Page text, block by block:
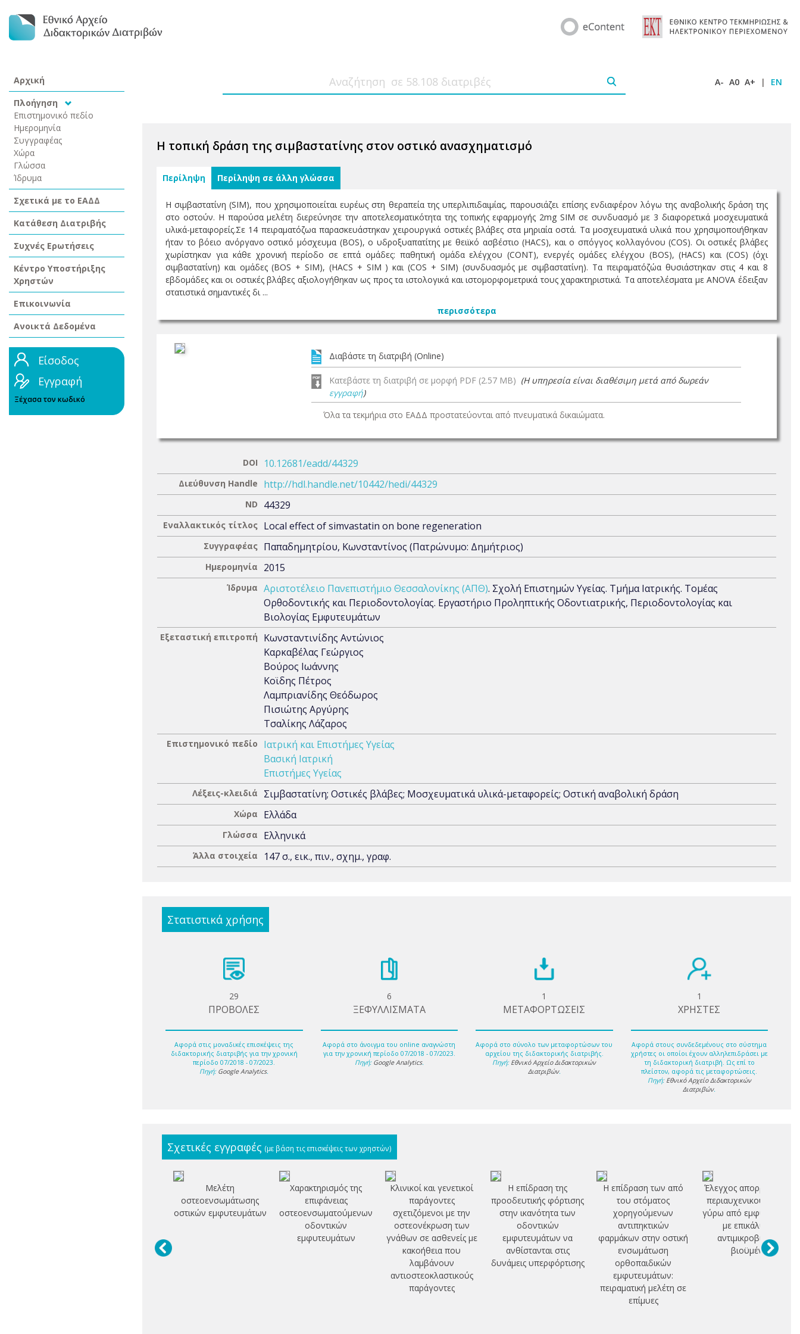
Αρχική
Πλοήγηση
Επιστημονικό πεδίο
Ημερομηνία
Συγγραφέας
Χώρα
Γλώσσα
Ίδρυμα
Σχετικά με το ΕΑΔΔ
Κατάθεση Διατριβής
Συχνές Ερωτήσεις
Κέντρο Υποστήριξης
Χρηστών
Επικοινωνία
Ανοικτά Δεδομένα
Είσοδος
Εγγραφή
Ξέχασα τον κωδικό
A- A0 A+ | EN
Η τοπική δράση της σιμβαστατίνης στον οστικό ανασχηματισμό
Περίληψη Περίληψη σε άλλη γλώσσα
Η σιμβαστατίνη (SIM), που χρησιμοποιείται ευρέως στη θεραπεία της υπερλιπιδαιμίας, παρουσιάζει επίσης ενδιαφέρον λόγω της αναβολικής δράση της
στο οστούν. Η παρούσα μελέτη διερεύνησε την αποτελεσματικότητα της τοπικής εφαρμογής 2mg SIM σε συνδυασμό με 3 διαφορετικά μοσχευματικά
υλικά-μεταφορείς.Σε 14 πειραματόζωα παρασκευάστηκαν χειρουργικά οστικές βλάβες στα μηριαία οστά. Τα μοσχευματικά υλικά που χρησιμοποιήθηκαν
ήταν το βόειο ανόργανο οστικό μόσχευμα (BOS), ο υδροξυαπατίτης με θειϊκό ασβέστιο (HACS), και ο σπόγγος κολλαγόνου (COS). Οι οστικές βλάβες
χωρίστηκαν για κάθε χρονική περίοδο σε επτά ομάδες: παθητική ομάδα ελέγχου (CONT), ενεργές ομάδες ελέγχου (BOS), (HACS) και (COS) (όχι
σιμβαστατίνη) και ομάδες (BOS + SIM), (HACS + SIM ) και (COS + SIM) (συνδυασμός με σιμβαστατίνη). Τα πειραματόζώα θυσιάστηκαν στις 4 και 8
εβδομάδες και οι οστικές βλάβες αξιολογήθηκαν ως προς τα ιστολογικά και ιστομορφομετρικά τους χαρακτηριστικά. Τα αποτελέσματα με ΑΝΟVΑ έδειξαν
στατιστικά σημαντικές δι ...
περισσότερα
Διαβάστε τη διατριβή (Online)
Κατεβάστε τη διατριβή σε μορφή PDF (2.57 MB) (Η υπηρεσία είναι διαθέσιμη μετά από δωρεάν
εγγραφή)
Όλα τα τεκμήρια στο ΕΑΔΔ προστατεύονται από πνευματικά δικαιώματα.
DOI 10.12681/eadd/44329
Διεύθυνση Handle http://hdl.handle.net/10442/hedi/44329
ND 44329
Εναλλακτικός τίτλος Local effect of simvastatin on bone regeneration
Συγγραφέας Παπαδημητρίου, Κωνσταντίνος (Πατρώνυμο: Δημήτριος)
Ημερομηνία 2015
Ίδρυμα Αριστοτέλειο Πανεπιστήμιο Θεσσαλονίκης (ΑΠΘ). Σχολή Επιστημών Υγείας. Τμήμα Ιατρικής. Τομέας
Ορθοδοντικής και Περιοδοντολογίας. Εργαστήριο Προληπτικής Οδοντιατρικής, Περιοδοντολογίας και
Βιολογίας Εμφυτευμάτων
Εξεταστική επιτροπή
Κωνσταντινίδης Αντώνιος
Καρκαβέλας Γεώργιος
Βούρος Ιωάννης
Κοϊδης Πέτρος
Λαμπριανίδης Θεόδωρος
Πισιώτης Αργύρης
Τσαλίκης Λάζαρος
Επιστημονικό πεδίο
Ιατρική και Επιστήμες Υγείας
Βασική Ιατρική
Επιστήμες Υγείας
Λέξεις-κλειδιά Σιμβαστατίνη; Οστικές βλάβες; Μοσχευματικά υλικά-μεταφορείς; Οστική αναβολική δράση
Χώρα Ελλάδα
Γλώσσα Ελληνικά
Άλλα στοιχεία 147 σ., εικ., πιν., σχημ., γραφ.
Στατιστικά χρήσης
29
ΠΡΟΒΟΛΕΣ
Αφορά στις μοναδικές επισκέψεις της
διδακτορικής διατριβής για την χρονική
περίοδο 07/2018 - 07/2023.
Πηγή: Google Analytics.
6
ΞΕΦΥΛΛΙΣΜΑΤΑ
Αφορά στο άνοιγμα του online αναγνώστη
για την χρονική περίοδο 07/2018 - 07/2023.
Πηγή: Google Analytics.
1
ΜΕΤΑΦΟΡΤΩΣΕΙΣ
Αφορά στο σύνολο των μεταφορτώσων του
αρχείου της διδακτορικής διατριβής.
Πηγή: Εθνικό Αρχείο Διδακτορικών
Διατριβών.
1
ΧΡΗΣΤΕΣ
Αφορά στους συνδεδεμένους στο σύστημα
χρήστες οι οποίοι έχουν αλληλεπιδράσει με
τη διδακτορική διατριβή. Ως επί το
πλείστον, αφορά τις μεταφορτώσεις.
Πηγή: Εθνικό Αρχείο Διδακτορικών
Διατριβών.
Σχετικές εγγραφές (με βάση τις επισκέψεις των χρηστών)
Μελέτη
οστεοενσωμάτωσης
οστικών εμφυτευμάτων
Χαρακτηρισμός της
επιφάνειας
οστεοενσωματούμενων
οδοντικών
εμφυτευμάτων
Κλινικοί και γενετικοί
παράγοντες
σχετιζόμενοι με την
οστεονέκρωση των
γνάθων σε ασθενείς με
κακοήθεια που
λαμβάνουν
αντιοστεοκλαστικούς
παράγοντες
Η επίδραση της
προοδευτικής φόρτισης
στην ικανότητα των
οδοντικών
εμφυτευμάτων να
ανθίστανται στις
δυνάμεις υπερφόρτισης
Η επίδραση των από
του στόματος
χορηγούμενων
αντιπηκτικών
φαρμάκων στην οστική
ενσωμάτωση
ορθοπαιδικών
εμφυτευμάτων:
πειραματική μελέτη σε
επίμυες
Έλεγχος απορρόφησης
περιαυχενικού οστού
γύρω από εμφυτεύματα
με επικάλυψη
αντιμικροβιακού
βιοϋμένα